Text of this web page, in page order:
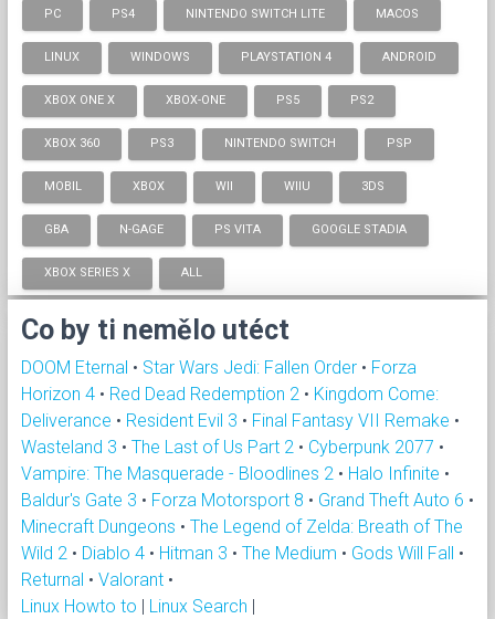
PC PS4 NINTENDO SWITCH LITE MACOS
LINUX WINDOWS PLAYSTATION 4 ANDROID
XBOX ONE X XBOX-ONE PS5 PS2
XBOX 360 PS3 NINTENDO SWITCH PSP
MOBIL XBOX WII WIIU 3DS
GBA N-GAGE PS VITA GOOGLE STADIA
XBOX SERIES X ALL
Co by ti nemělo utéct
DOOM Eternal • Star Wars Jedi: Fallen Order • Forza
Horizon 4 • Red Dead Redemption 2 • Kingdom Come:
Deliverance • Resident Evil 3 • Final Fantasy VII Remake •
Wasteland 3 • The Last of Us Part 2 • Cyberpunk 2077 •
Vampire: The Masquerade - Bloodlines 2 • Halo Infinite •
Baldur's Gate 3 • Forza Motorsport 8 • Grand Theft Auto 6 •
Minecraft Dungeons • The Legend of Zelda: Breath of The
Wild 2 • Diablo 4 • Hitman 3 • The Medium • Gods Will Fall •
Returnal • Valorant •
Linux Howto to | Linux Search |